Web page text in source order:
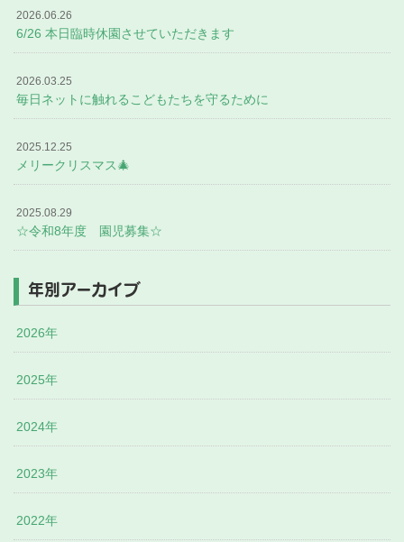
2026.06.26
6/26 本日臨時休園させていただきます
2026.03.25
毎日ネットに触れるこどもたちを守るために
2025.12.25
メリークリスマス🎄
2025.08.29
☆令和8年度 園児募集☆
年別アーカイブ
2026年
2025年
2024年
2023年
2022年